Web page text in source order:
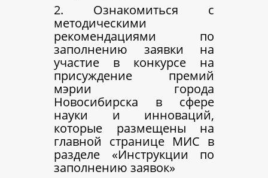
2. Ознакомиться с
методическими
рекомендациями по
заполнению заявки на
участие в конкурсе на
присуждение премий
мэрии города
Новосибирска в сфере
науки и инноваций,
которые размещены на
главной странице МИС в
разделе «Инструкции по
заполнению заявок»